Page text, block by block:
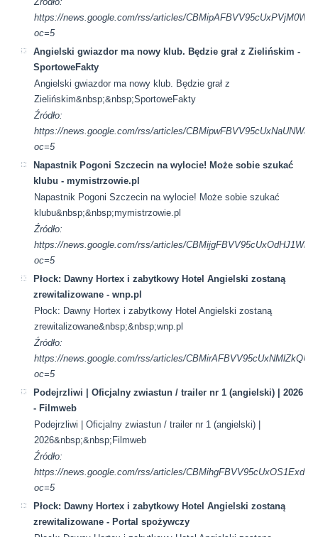
https://news.google.com/rss/articles/
oc=5
Angielski gwiazdor ma nowy klub. Będzie grał z Zielińskim -
SportoweFakty
Angielski gwiazdor ma nowy klub. Będzie grał z
Zielińskim&nbsp;&nbsp;SportoweFakty
Źródło:
https://news.google.com/rss/articles/
oc=5
Napastnik Pogoni Szczecin na wylocie! Może sobie szukać
klubu - mymistrzowie.pl
Napastnik Pogoni Szczecin na wylocie! Może sobie szukać
klubu&nbsp;&nbsp;mymistrzowie.pl
Źródło:
https://news.google.com/rss/articles/
oc=5
Płock: Dawny Hortex i zabytkowy Hotel Angielski zostaną
zrewitalizowane - wnp.pl
Płock: Dawny Hortex i zabytkowy Hotel Angielski zostaną
zrewitalizowane&nbsp;&nbsp;wnp.pl
Źródło:
https://news.google.com/rss/articles/
oc=5
Podejrzliwi | Oficjalny zwiastun / trailer nr 1 (angielski) | 2026
- Filmweb
Podejrzliwi | Oficjalny zwiastun / trailer nr 1 (angielski) |
2026&nbsp;&nbsp;Filmweb
Źródło:
https://news.google.com/rss/articles/
oc=5
Płock: Dawny Hortex i zabytkowy Hotel Angielski zostaną
zrewitalizowane - Portal spożywczy